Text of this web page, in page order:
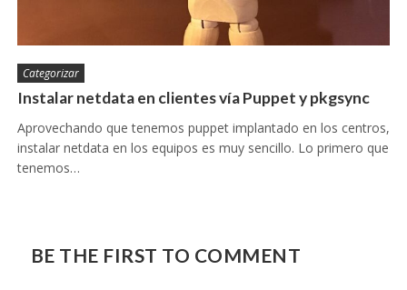
Categorizar
Instalar netdata en clientes vía Puppet y pkgsync
Aprovechando que tenemos puppet implantado en los centros,
instalar netdata en los equipos es muy sencillo. Lo primero que
tenemos…
BE THE FIRST TO COMMENT